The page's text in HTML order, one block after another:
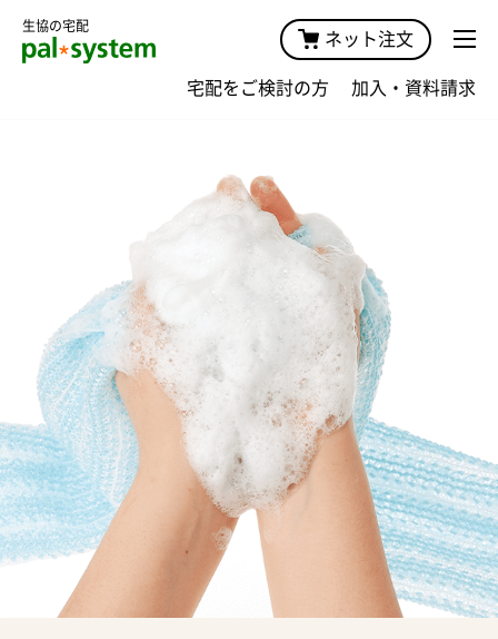
生協の宅配
ネット注文
宅配をご検討の方 加入・資料請求